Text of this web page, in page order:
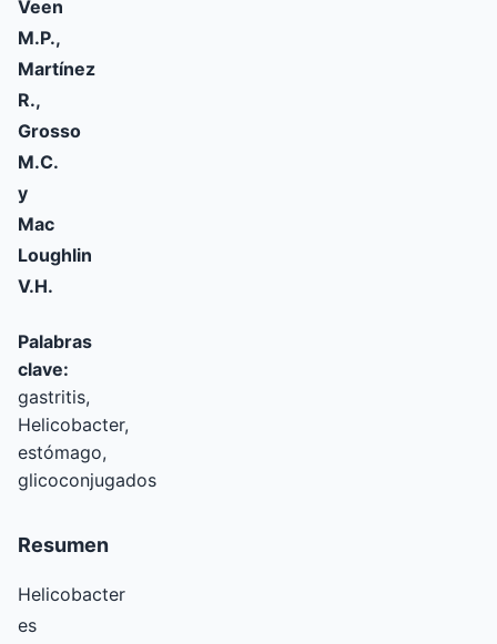
Veen
M.P.,
Martínez
R.,
Grosso
M.C.
y
Mac
Loughlin
V.H.
Palabras
clave:
gastritis,
Helicobacter,
estómago,
glicoconjugados
Resumen
Helicobacter
es